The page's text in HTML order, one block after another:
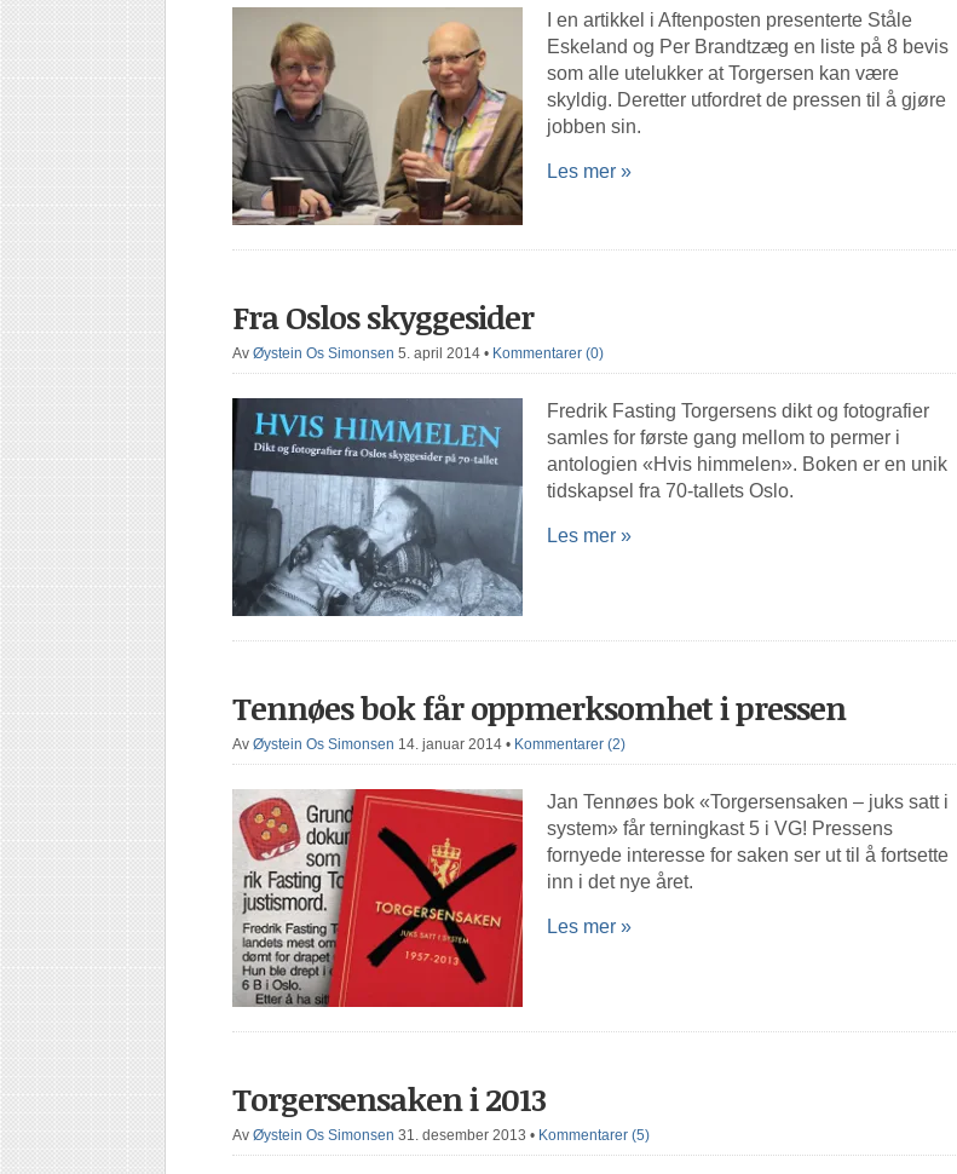
I en artikkel i Aftenposten presenterte Ståle
Eskeland og Per Brandtzæg en liste på 8 bevis
som alle utelukker at Torgersen kan være
skyldig. Deretter utfordret de pressen til å gjøre
jobben sin.
Les mer »
Fra Oslos skyggesider
Av Øystein Os Simonsen 5. april 2014 • Kommentarer (0)
Fredrik Fasting Torgersens dikt og fotografier
samles for første gang mellom to permer i
antologien «Hvis himmelen». Boken er en unik
tidskapsel fra 70-tallets Oslo.
Les mer »
Tennøes bok får oppmerksomhet i pressen
Av Øystein Os Simonsen 14. januar 2014 • Kommentarer (2)
Jan Tennøes bok «Torgersensaken – juks satt i
system» får terningkast 5 i VG! Pressens
fornyede interesse for saken ser ut til å fortsette
inn i det nye året.
Les mer »
Torgersensaken i 2013
Av Øystein Os Simonsen 31. desember 2013 • Kommentarer (5)